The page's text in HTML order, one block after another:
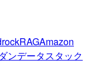
RAGAmazon
ンデータスタック